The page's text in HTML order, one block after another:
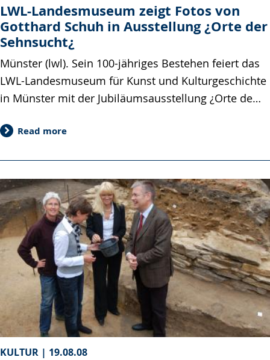
LWL-Landesmuseum zeigt Fotos von
Gotthard Schuh in Ausstellung ¿Orte der
Sehnsucht¿
Münster (lwl). Sein 100-jähriges Bestehen feiert das
LWL-Landesmuseum für Kunst und Kulturgeschichte
in Münster mit der Jubiläumsausstellung ¿Orte de…
Read more
KULTUR | 19.08.08